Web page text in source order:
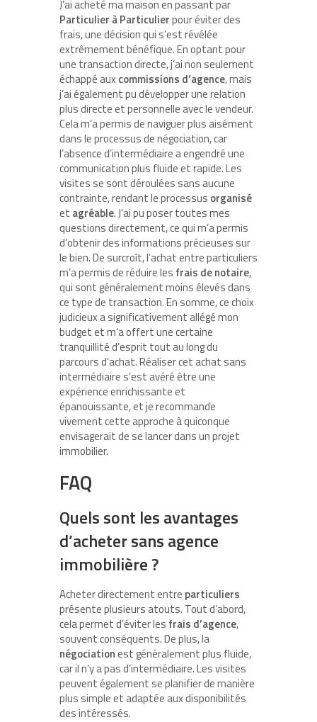
J’ai acheté ma maison en passant par
Particulier à Particulierpour éviter des
frais, une décision qui s’est révélée
extrêmement bénéfique. En optant pour
une transaction directe, j’ai non seulement
échappé auxcommissions d’agence, mais
j’ai également pu développer une relation
plus directe et personnelle avec le vendeur.
Cela m’a permis de naviguer plus aisément
dans le processus de négociation, car
l’absence d’intermédiaire a engendré une
communication plus fluide et rapide. Les
visites se sont déroulées sans aucune
contrainte, rendant le processus organisé
et agréable. J’ai pu poser toutes mes
questions directement, ce qui m’a permis
d’obtenir des informations précieuses sur
le bien. De surcroît, l’achat entre particuliers
m’a permis de réduire les frais de notaire,
qui sont généralement moins élevés dans
ce type de transaction. En somme, ce choix
judicieux a significativement allégé mon
budget et m’a offert une certaine
tranquillité d’esprit tout au long du
parcours d’achat. Réaliser cet achat sans
intermédiaire s’est avéré être une
expérience enrichissante et
épanouissante, et je recommande
vivement cette approche à quiconque
envisagerait de se lancer dans un projet
immobilier.
FAQ
Quels sont les avantages
d’acheter sans agence
immobilière ?
Acheter directement entre particuliers
présente plusieurs atouts. Tout d’abord,
cela permet d’éviter les frais d’agence,
souvent conséquents. De plus, la
négociationest généralement plus fluide,
car il n’y a pas d’intermédiaire. Les visites
peuvent également se planifier de manière
plus simple et adaptée aux disponibilités
des intéressés.